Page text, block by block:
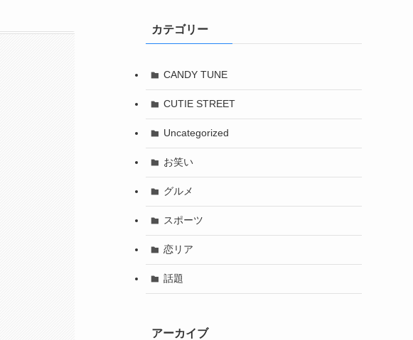
カテゴリー
CANDY TUNE
CUTIE STREET
Uncategorized
お笑い
グルメ
スポーツ
恋リア
話題
アーカイブ